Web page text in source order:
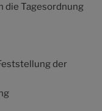
die Tagesordnung
der